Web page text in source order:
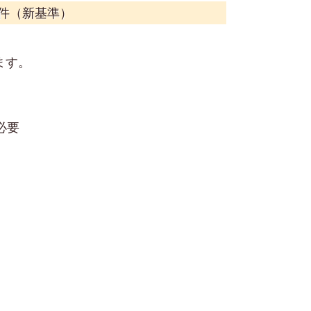
（新基準）
。
要